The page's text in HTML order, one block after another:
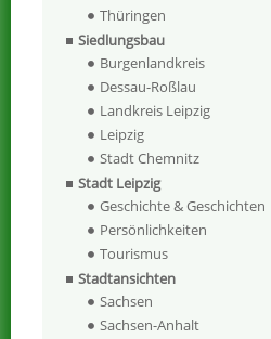
Thüringen
Siedlungsbau
Burgenlandkreis
Dessau-Roßlau
Landkreis Leipzig
Leipzig
Stadt Chemnitz
Stadt Leipzig
Geschichte & Geschichten
Persönlichkeiten
Tourismus
Stadtansichten
Sachsen
Sachsen-Anhalt